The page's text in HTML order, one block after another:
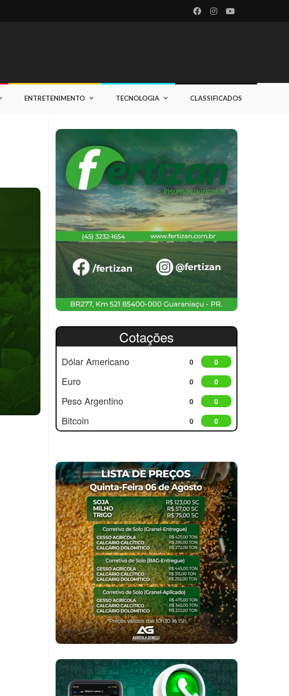
ENTRETENIMENTO TECNOLOGIA CLASSIFICADOS
Cotações
Dólar Americano 0 0
Euro 0 0
Peso Argentino 0 0
Bitcoin 0 0